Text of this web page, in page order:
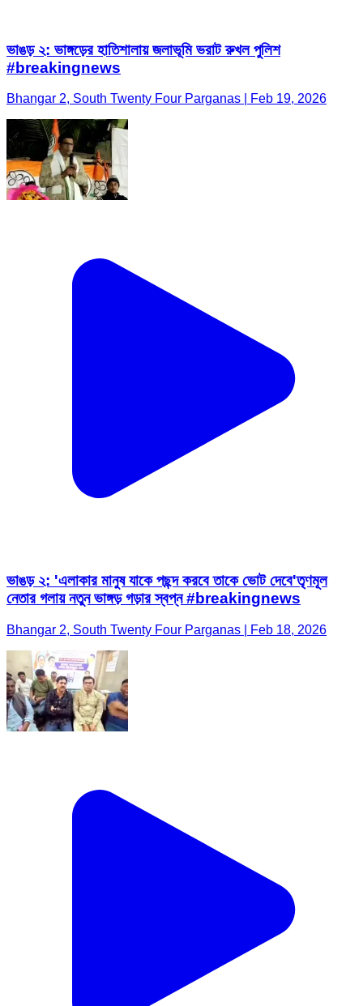
ভাঙড় ২: ভাঙ্গড়ের হাতিশালায় জলাভূমি ভরাট রুখল পুলিশ
#breakingnews
Bhangar 2, South Twenty Four Parganas | Feb 19, 2026
ভাঙড় ২: 'এলাকার মানুষ যাকে পছন্দ করবে তাকে ভোট দেবে'তৃণমূল
নেতার গলায় নতুন ভাঙ্গড় গড়ার স্বপ্ন #breakingnews
Bhangar 2, South Twenty Four Parganas | Feb 18, 2026